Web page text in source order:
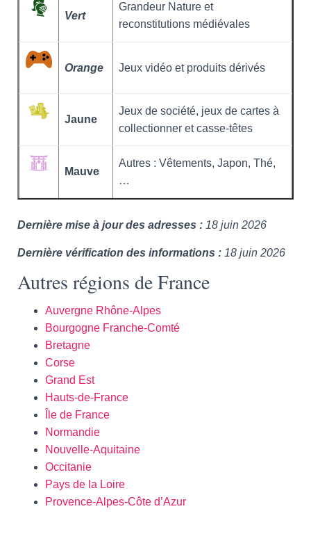
Vert
Grandeur Nature et
reconstitutions médiévales
Orange Jeux vidéo et produits dérivés
Jaune
Jeux de société, jeux de cartes à
collectionner et casse-têtes
Mauve
Autres : Vêtements, Japon, Thé,
…
Dernière mise à jour des adresses : 18 juin 2026
Dernière vérification des informations : 18 juin 2026
Autres régions de France
Auvergne Rhône-Alpes
Bourgogne Franche-Comté
Bretagne
Corse
Grand Est
Hauts-de-France
Île de France
Normandie
Nouvelle-Aquitaine
Occitanie
Pays de la Loire
Provence-Alpes-Côte d’Azur